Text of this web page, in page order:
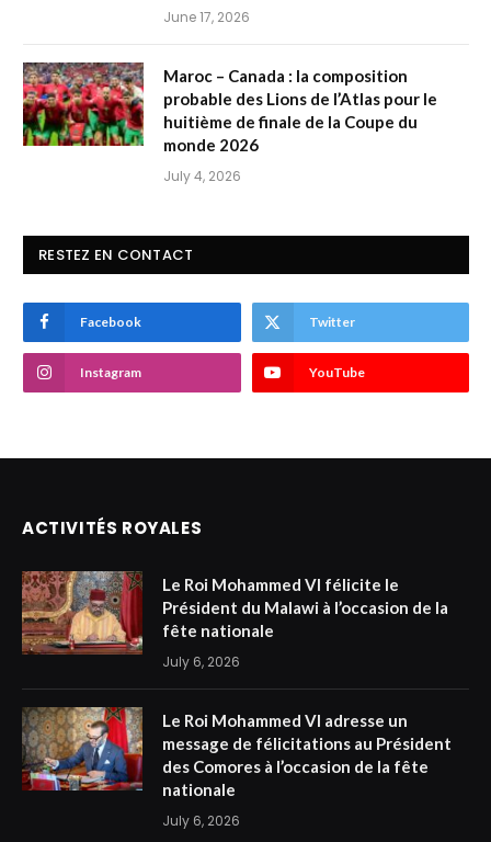
June 17, 2026
Maroc – Canada : la composition
probable des Lions de l’Atlas pour le
huitième de finale de la Coupe du
monde 2026
July 4, 2026
RESTEZ EN CONTACT
Facebook Twitter
Instagram YouTube
ACTIVITÉS ROYALES
Le Roi Mohammed VI félicite le
Président du Malawi à l’occasion de la
fête nationale
July 6, 2026
Le Roi Mohammed VI adresse un
message de félicitations au Président
des Comores à l’occasion de la fête
nationale
July 6, 2026